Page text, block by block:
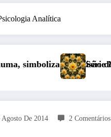
Analítica
“como-se”
Narcisismo Plural
Agosto De 2014 2 Comentários